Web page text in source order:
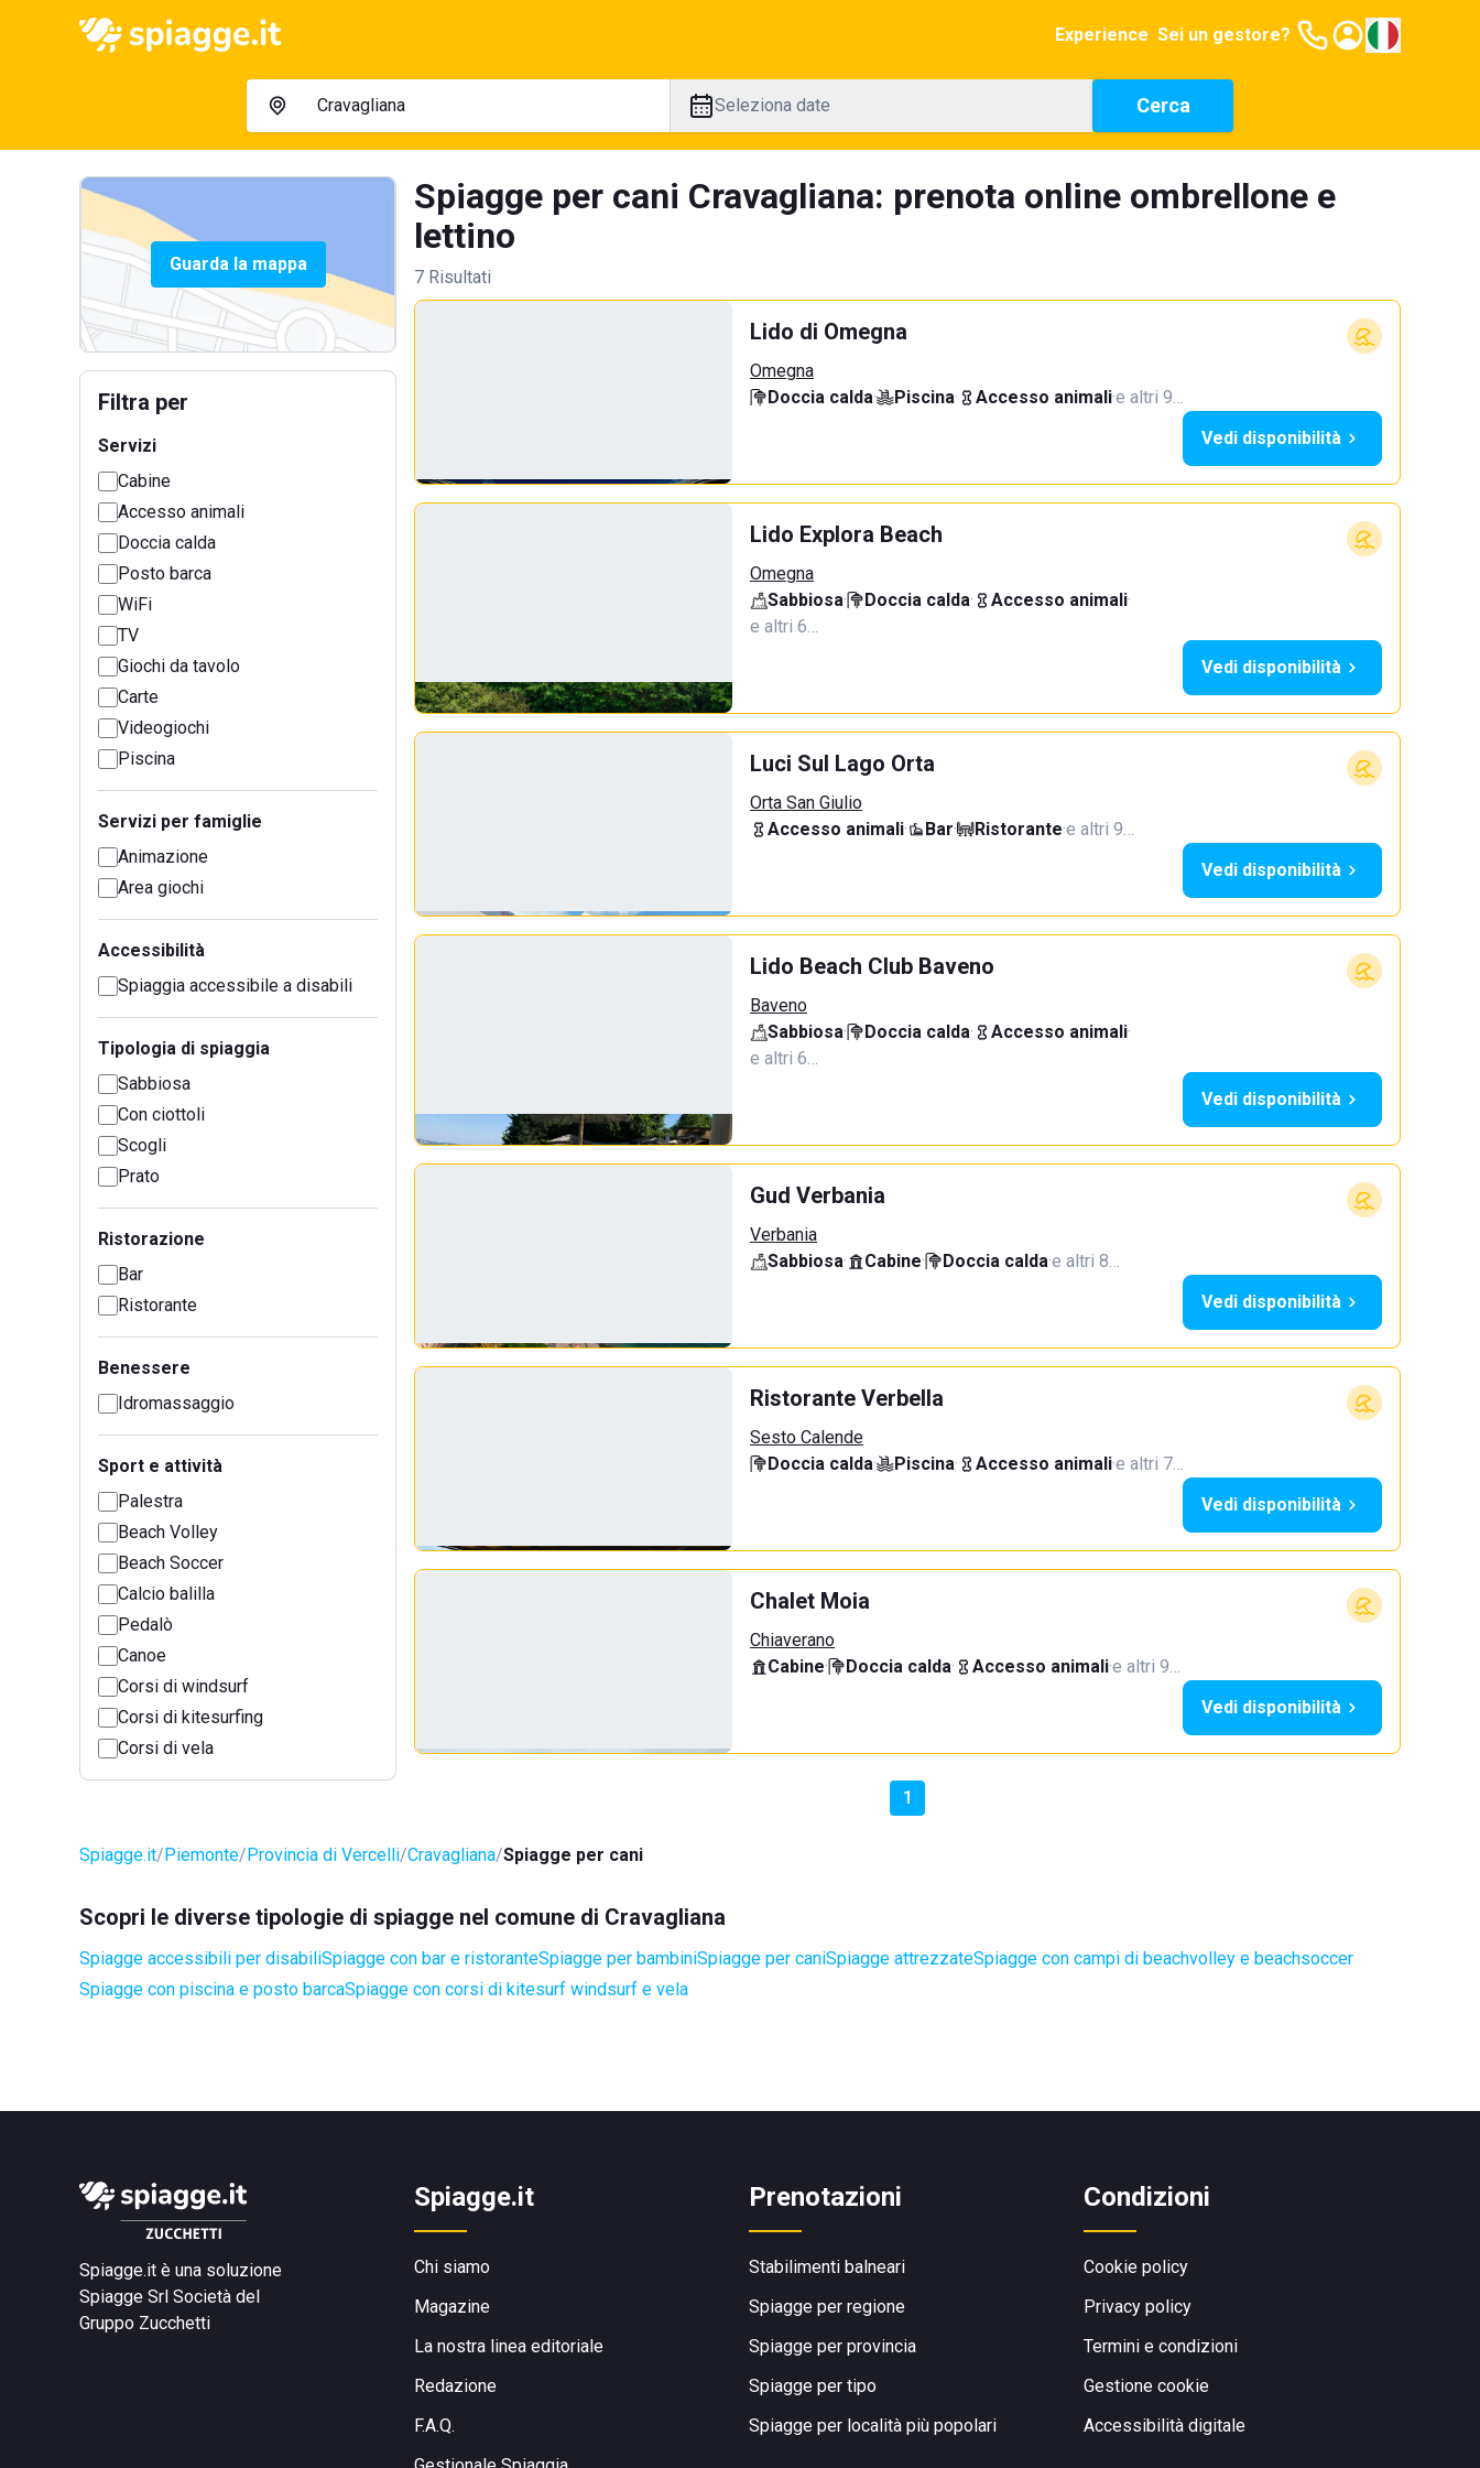
Experience Sei un gestore?
Seleziona date Cerca
Guarda la mappa
Filtra per
Servizi
Cabine
Accesso animali
Doccia calda
Posto barca
WiFi
TV
Giochi da tavolo
Carte
Videogiochi
Piscina
Servizi per famiglie
Animazione
Area giochi
Accessibilità
Spiaggia accessibile a disabili
Tipologia di spiaggia
Sabbiosa
Con ciottoli
Scogli
Prato
Ristorazione
Bar
Ristorante
Benessere
Idromassaggio
Sport e attività
Palestra
Beach Volley
Beach Soccer
Calcio balilla
Pedalò
Canoe
Corsi di windsurf
Corsi di kitesurfing
Corsi di vela
Spiagge per cani Cravagliana: prenota online ombrellone e
lettino
7 Risultati
Lido di Omegna
Omegna
Doccia calda· Piscina· Accesso animali·e altri 9…
Vedi disponibilità
Lido Explora Beach
Omegna
Sabbiosa· Doccia calda· Accesso animali·
e altri 6…
Vedi disponibilità
Luci Sul Lago Orta
Orta San Giulio
Accesso animali· Bar· Ristorante·e altri 9…
Vedi disponibilità
Lido Beach Club Baveno
Baveno
Sabbiosa· Doccia calda· Accesso animali·
e altri 6…
Vedi disponibilità
Gud Verbania
Verbania
Sabbiosa· Cabine· Doccia calda·e altri 8…
Vedi disponibilità
Ristorante Verbella
Sesto Calende
Doccia calda· Piscina· Accesso animali·e altri 7…
Vedi disponibilità
Chalet Moia
Chiaverano
Cabine· Doccia calda· Accesso animali·e altri 9…
Vedi disponibilità
1
Spiagge.it Piemonte Provincia di Vercelli Cravagliana Spiagge per cani
Scopri le diverse tipologie di spiagge nel comune di Cravagliana
Spiagge accessibili per disabiliSpiagge con bar e ristoranteSpiagge per bambiniSpiagge per caniSpiagge attrezzateSpiagge con campi di beachvolley e beachsoccer
Spiagge con piscina e posto barcaSpiagge con corsi di kitesurf windsurf e vela
Spiagge.it è una soluzione
Spiagge Srl Società del
Gruppo Zucchetti
Spiagge.it
Chi siamo
Magazine
La nostra linea editoriale
Redazione
F.A.Q.
Prenotazioni
Stabilimenti balneari
Spiagge per regione
Spiagge per provincia
Spiagge per tipo
Spiagge per località più popolari
Condizioni
Cookie policy
Privacy policy
Termini e condizioni
Gestione cookie
Accessibilità digitale